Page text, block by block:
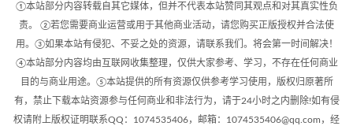
①本站部分内容转载自其它媒体，但并不代表本站赞同其观点和对其真实性负
责。 ②若您需要商业运营或用于其他商业活动，请您购买正版授权并合法使
用。③如果本站有侵犯、不妥之处的资源，请联系我们。将会第一时间解决！
④本站部分内容均由互联网收集整理，仅供大家参考、学习，不存在任何商业
目的与商业用途。⑤本站提供的所有资源仅供参考学习使用，版权归原著所
有，禁止下载本站资源参与任何商业和非法行为，请于24小时之内删除!如有侵
权请附上版权证明联系QQ：1074535406，邮箱：1074535406@qq.com，经